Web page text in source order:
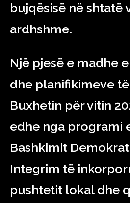
bujqësisë në shtatë
ardhshme.
Një pjesë e madhe
dhe planifikimeve
Buxhetin për vitin
edhe nga programi
Bashkimit
Integrim të
pushtetit lokal dhe